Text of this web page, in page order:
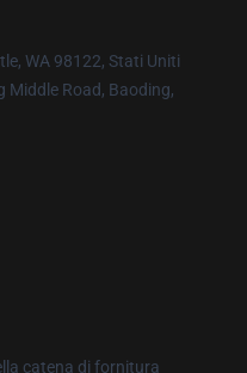
WA 98122, Stati Uniti
Middle Road, Baoding,
catena di fornitura